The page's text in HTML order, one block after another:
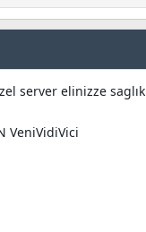
server elinizze saglık
VeniVidiVici